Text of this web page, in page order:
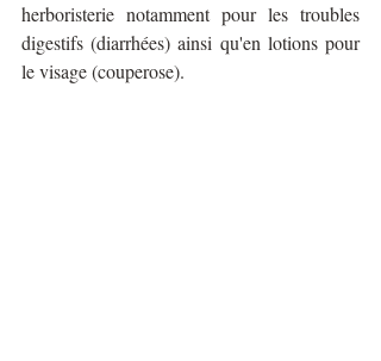
herboristerie notamment pour les troubles
digestifs (diarrhées) ainsi qu'en lotions pour
le visage (couperose).